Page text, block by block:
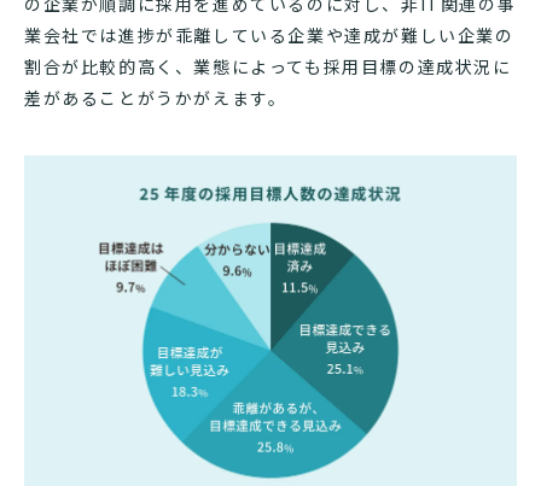
業会社では進捗が乖離している企業や達成が難しい企業の
割合が比較的高く、業態によっても採用目標の達成状況に
差があることがうかがえます。